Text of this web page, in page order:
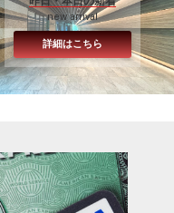
new arrival
詳細はこちら